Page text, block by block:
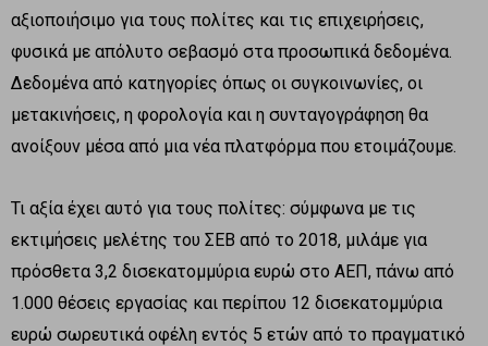
αξιοποιήσιμο για τους πολίτες και τις επιχειρήσεις,
φυσικά με απόλυτο σεβασμό στα προσωπικά δεδομένα.
Δεδομένα από κατηγορίες όπως οι συγκοινωνίες, οι
μετακινήσεις, η φορολογία και η συνταγογράφηση θα
ανοίξουν μέσα από μια νέα πλατφόρμα που ετοιμάζουμε.
Τι αξία έχει αυτό για τους πολίτες: σύμφωνα με τις
εκτιμήσεις μελέτης του ΣΕΒ από το 2018, μιλάμε για
πρόσθετα 3,2 δισεκατομμύρια ευρώ στο ΑΕΠ, πάνω από
1.000 θέσεις εργασίας και περίπου 12 δισεκατομμύρια
ευρώ σωρευτικά οφέλη εντός 5 ετών από το πραγματικό